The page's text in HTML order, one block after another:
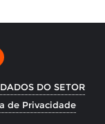
DADOS DO SETOR
de Privacidade